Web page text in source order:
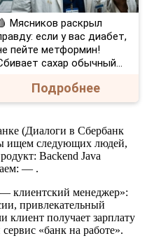
Мясников раскрыл
если у вас диабет,
пейте метформин!
сахар обычный...
Подробнее
(Диалоги в Сбербанк
ищем следующих людей,
Backend Java
— .
клиентский менеджер»:
привлекательный
клиент получает зарплату
«банк на работе».